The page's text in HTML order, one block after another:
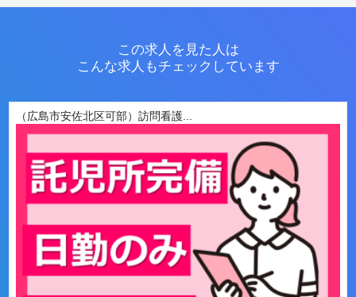
この求人を見た人は
こんな求人もチェックしています
（広島市安佐北区可部）訪問看護...